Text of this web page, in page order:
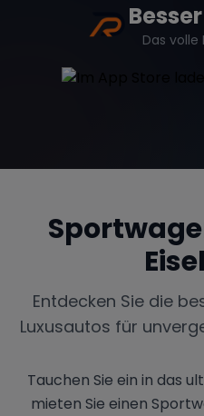
Das volle
Entdecken Sie die
Luxusautos für
Tauchen Sie ein in das
mieten Sie einen